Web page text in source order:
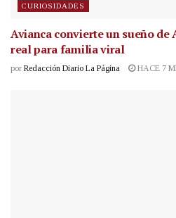
CURIOSIDADES
Avianca convierte un sueño de
real para familia viral
por Redacción Diario La Página HACE 7